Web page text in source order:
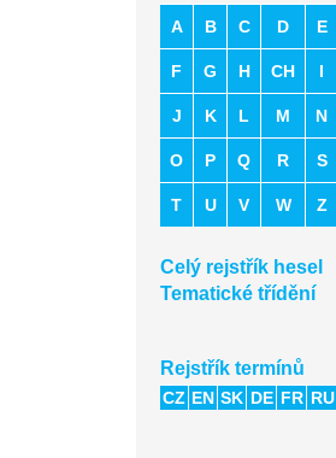
A B C D E
F G H CH I
J K L M N
O P Q R S
T U V W Z
Celý rejstřík hesel
Tematické třídění
Rejstřík termínů
CZ EN SK DE FR RU